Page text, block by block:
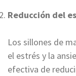
Reducción del
Los sillones de
el estrés y la
efectiva de